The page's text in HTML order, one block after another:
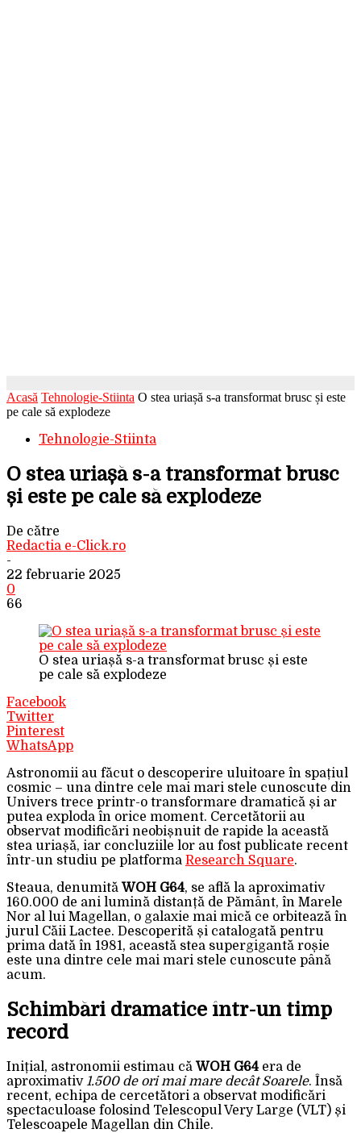
Acasă Tehnologie-Stiinta O stea uriașă s-a transformat brusc și este
pe cale să explodeze
Tehnologie-Stiinta
O stea uriașă s-a transformat brusc
și este pe cale să explodeze
De către
Redactia e-Click.ro
-
22 februarie 2025
0
66
O stea uriașă s-a transformat brusc și este
pe cale să explodeze
Facebook
Twitter
Pinterest
WhatsApp
Astronomii au făcut o descoperire uluitoare în spațiul
cosmic – una dintre cele mai mari stele cunoscute din
Univers trece printr-o transformare dramatică și ar
putea exploda în orice moment. Cercetătorii au
observat modificări neobișnuit de rapide la această
stea uriașă, iar concluziile lor au fost publicate recent
într-un studiu pe platforma Research Square.
Steaua, denumită WOH G64, se află la aproximativ
160.000 de ani lumină distanță de Pământ, în Marele
Nor al lui Magellan, o galaxie mai mică ce orbitează în
jurul Căii Lactee. Descoperită și catalogată pentru
prima dată în 1981, această stea supergigantă roșie
este una dintre cele mai mari stele cunoscute până
acum.
Schimbări dramatice într-un timp
record
Inițial, astronomii estimau că WOH G64 era de
aproximativ1.500 de ori mai mare decât Soarele. Însă
recent, echipa de cercetători a observat modificări
spectaculoase folosind Telescopul Very Large (VLT) și
Telescoapele Magellan din Chile.